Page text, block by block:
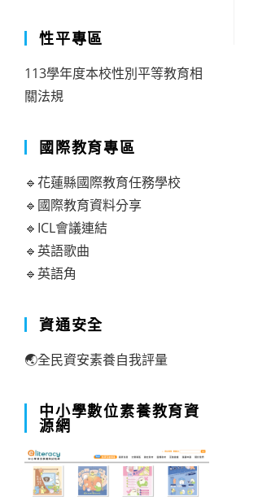
性平專區
113學年度本校性別平等教育相
關法規
國際教育專區
🔹花蓮縣國際教育任務學校
🔹國際教育資料分享
🔹ICL會議連結
🔹英語歌曲
🔹英語角
資通安全
🌏全民資安素養自我評量
中小學數位素養教育資
源網